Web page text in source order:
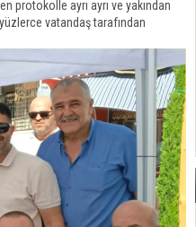
protokolle ayrı ayrı ve yakından
vatandaş tarafından